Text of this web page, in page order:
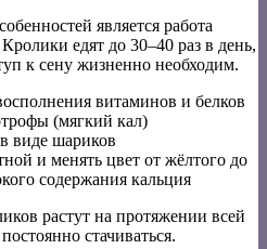
является работа
едят до 30–40 раз в день,
к сену жизненно необходим.
витаминов и белков
(мягкий кал)
виде шариков
и менять цвет от жёлтого до
содержания кальция
растут на протяжении всей
стачиваться.